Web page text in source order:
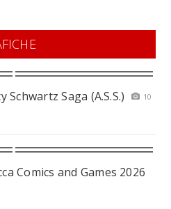
Saga (A.S.S.)
10
Comics and Games 2026